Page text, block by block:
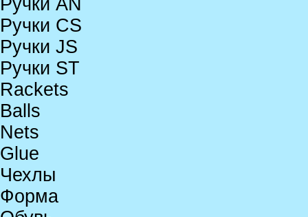
Ручки CS
Ручки JS
Ручки ST
Rackets
Balls
Nets
Glue
Чехлы
Форма